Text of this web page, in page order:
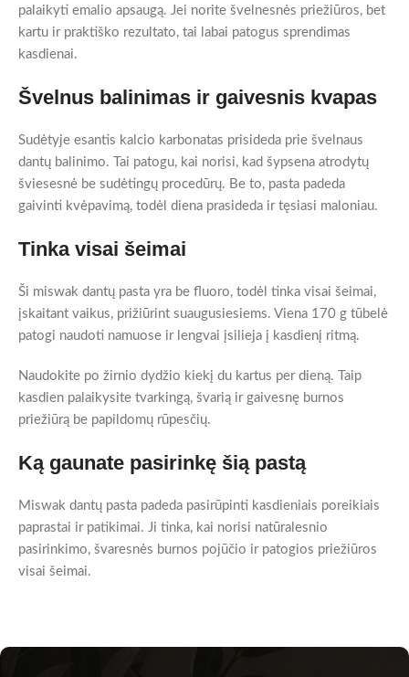
palaikyti emalio apsaugą. Jei norite švelnesnės priežiūros, bet
kartu ir praktiško rezultato, tai labai patogus sprendimas
kasdienai.
Švelnus balinimas ir gaivesnis kvapas
Sudėtyje esantis kalcio karbonatas prisideda prie švelnaus
dantų balinimo. Tai patogu, kai norisi, kad šypsena atrodytų
šviesesnė be sudėtingų procedūrų. Be to, pasta padeda
gaivinti kvėpavimą, todėl diena prasideda ir tęsiasi maloniau.
Tinka visai šeimai
Ši miswak dantų pasta yra be fluoro, todėl tinka visai šeimai,
įskaitant vaikus, prižiūrint suaugusiesiems. Viena 170 g tūbelė
patogi naudoti namuose ir lengvai įsilieja į kasdienį ritmą.
Naudokite po žirnio dydžio kiekį du kartus per dieną. Taip
kasdien palaikysite tvarkingą, švarią ir gaivesnę burnos
priežiūrą be papildomų rūpesčių.
Ką gaunate pasirinkę šią pastą
Miswak dantų pasta padeda pasirūpinti kasdieniais poreikiais
paprastai ir patikimai. Ji tinka, kai norisi natūralesnio
pasirinkimo, švaresnės burnos pojūčio ir patogios priežiūros
visai šeimai.